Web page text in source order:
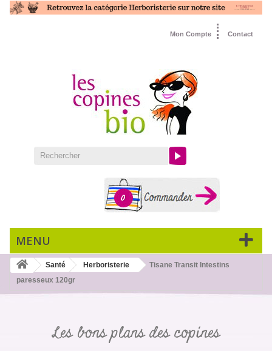
Contact
Mon Compte
0
MENU
Santé Herboristerie
Tisane Transit Intestins
paresseux 120gr
Les bons plans des copines